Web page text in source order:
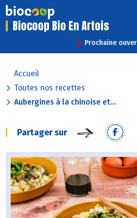
Biocoop Bio En Artois
Prochaine
Accueil
Toutes nos recettes
Aubergines à la chinoise et...
Partager sur